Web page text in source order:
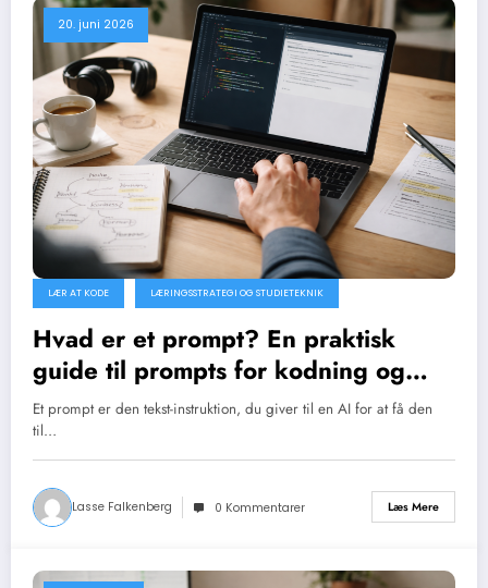
20. juni 2026
LÆR AT KODE LÆRINGSSTRATEGI OG STUDIETEKNIK
Hvad er et prompt? En praktisk
guide til prompts for kodning og
læring
Et prompt er den tekst-instruktion, du giver til en AI for at få den
til…
Lasse Falkenberg 0 Kommentarer Læs Mere